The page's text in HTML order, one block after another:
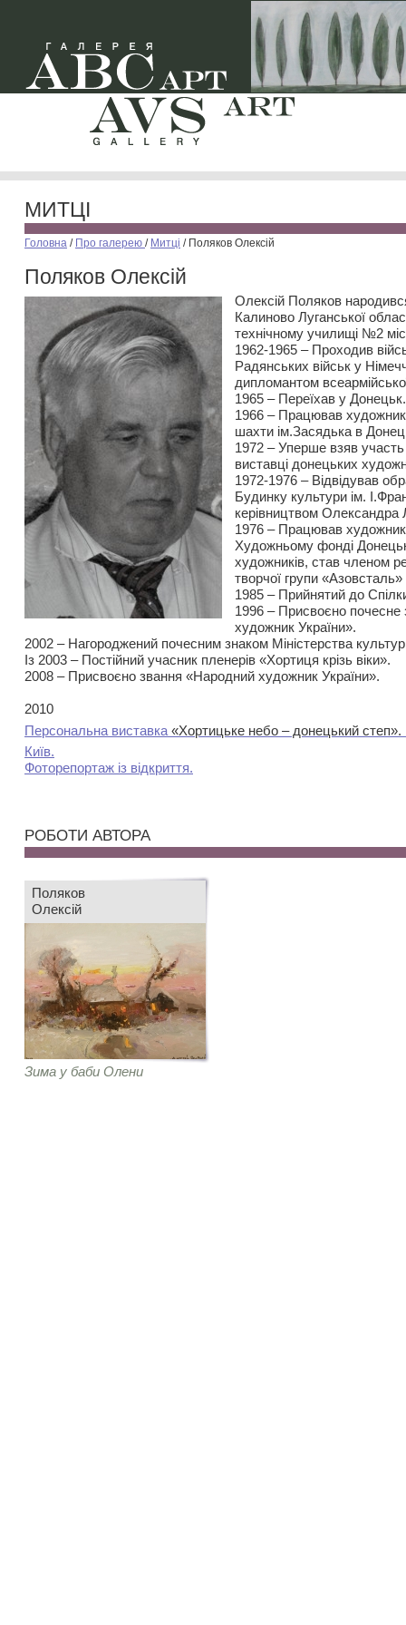
МИТЦІ
Головна / Про галерею / Митці / Поляков Олексій
Поляков Олексій
Олексій Поляков
Калиново Луганської
технічному училищі №2
1962-1965 – Проходив
Радянських військ у
дипломантом
1965 – Переїхав у Донецьк.
1966 – Працював
шахти ім.Засядька в
1972 – Уперше взяв участь
виставці донецьких
1972-1976 – Відвідував
Будинку культури ім.
керівництвом Олександра
1976 – Працював
Художньому фонді
художників, став членом
творчої групи
1985 – Прийнятий до
1996 – Присвоєно
художник України».
2002 – Нагороджений почесним знаком Міністерства
Із 2003 – Постійний учасник пленерів «Хортиця крізь віки».
2008 – Присвоєно звання «Народний художник України».
2010
Персональна виставка «Хортицьке небо – донецький степ».
Київ.
Фоторепортаж із відкриття.
РОБОТИ АВТОРА
Поляков
Олексій
Зима у баби Олени